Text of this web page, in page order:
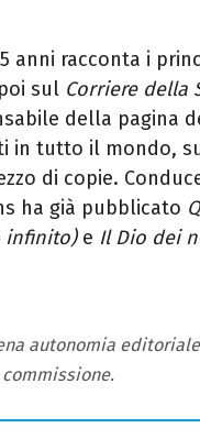
anni racconta i
poi sul Corriere della
della pagina
tutto il mondo,
di copie.
ha già pubblicato
infinito)e Il Dio dei
autonomia